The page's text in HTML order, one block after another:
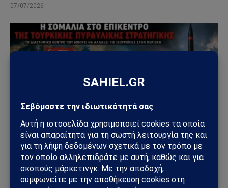
07/07/2026
ΤΟΥΡΚΊΑ
Η Τουρκία και η Σομαλία: Το νέο κέντρο δοκιμών
πυραύλων που προκαλεί διεθνές ενδιαφέρον